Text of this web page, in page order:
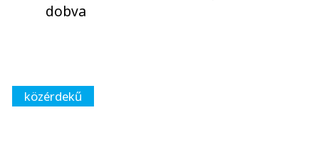
dobva
közérdekű